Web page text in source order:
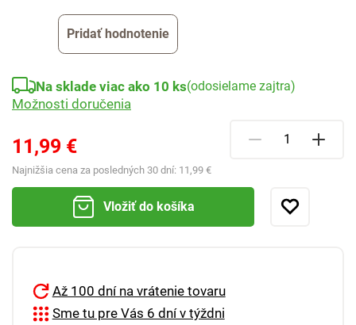
Pridať hodnotenie
11,99 €
Najnižšia cena za posledných 30 dní: 11,99 €
Na sklade viac ako 10 ks(odosielame zajtra)
Možnosti doručenia
Vložiť do košíka
Až 100 dní na vrátenie tovaru
Sme tu pre Vás 6 dní v týždni